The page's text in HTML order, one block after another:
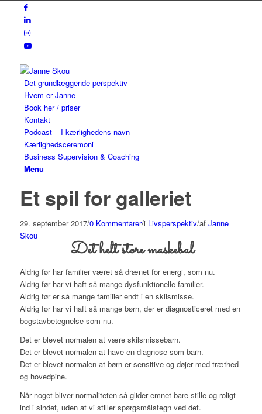
Det grundlæggende perspektiv
Hvem er Janne
Book her / priser
Kontakt
Podcast – I kærlighedens navn
Kærlighedsceremoni
Business Supervision & Coaching
Menu
Et spil for galleriet
29. september 2017/0 Kommentarer/i Livsperspektiv/af Janne
Skou
Det helt store maskebal
Aldrig før har familier været så drænet for energi, som nu.
Aldrig før har vi haft så mange dysfunktionelle familier.
Aldrig før er så mange familier endt i en skilsmisse.
Aldrig før har vi haft så mange børn, der er diagnosticeret med en
bogstavbetegnelse som nu.
Det er blevet normalen at være skilsmissebarn.
Det er blevet normalen at have en diagnose som barn.
Det er blevet normalen at børn er sensitive og døjer med træthed
og hovedpine.
Når noget bliver normaliteten så glider emnet bare stille og roligt
ind i sindet, uden at vi stiller spørgsmålstegn ved det.